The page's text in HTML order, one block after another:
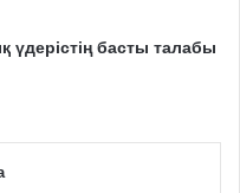
үдерістің басты талабы